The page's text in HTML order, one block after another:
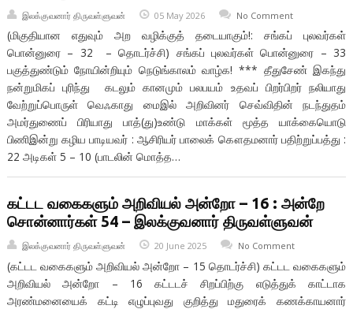
இலக்குவனார் திருவள்ளுவன் 05 May 2026 No Comment
(மிகுதியான எதுவும் அற வழிக்குத் தடையாகும்!: சங்கப் புலவர்கள்
பொன்னுரை – 32 – தொடர்ச்சி) சங்கப் புலவர்கள் பொன்னுரை – 33
பகுத்துண்டும் நோயின்றியும் நெடுங்காலம் வாழ்க! *** தீதுசேண் இகந்து
நன்றுமிகப் புரிந்து கடலும் கானமும் பலபயம் உதவப் பிறர்பிறர் நலியாது
வேற்றுப்பொருள் வெஃகாது மைஇல் அறிவினர் செவ்விதின் நடந்துதம்
அமர்துணைப் பிரியாது பாத்(து)உண்டு மாக்கள் மூத்த யாக்கையொடு
பிணிஇன்று கழிய பாடியவர் : ஆசிரியர் பாலைக் கௌதமனார் பதிற்றுப்பத்து :
22 அடிகள் 5 – 10 (பாடலின் மொத்த…
கட்டட வகைகளும் அறிவியல் அன்றோ – 16 : அன்றே
சொன்னார்கள் 54 – இலக்குவனார் திருவள்ளுவன்
இலக்குவனார் திருவள்ளுவன் 20 June 2025 No Comment
(கட்டட வகைகளும் அறிவியல் அன்றோ – 15 தொடர்ச்சி) கட்டட வகைகளும்
அறிவியல் அன்றோ – 16 கட்டடச் சிறப்பிற்கு எடுத்துக் காட்டாக
அரண்மனையைக் கட்டி எழுப்புவது குறித்து மதுரைக் கணக்காயனார்